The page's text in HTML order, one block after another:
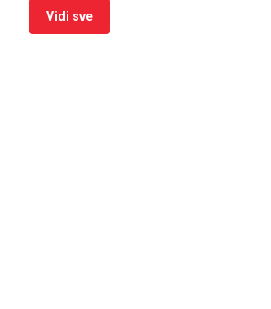
Vidi sve